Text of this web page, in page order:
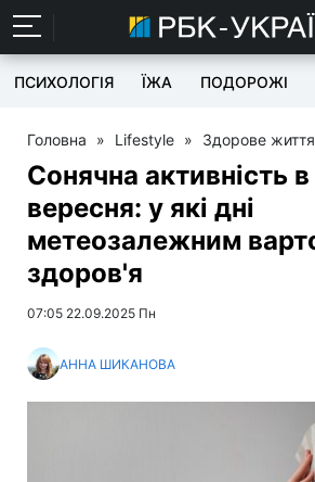
ПСИХОЛОГІЯ ЇЖА ПОДОРОЖІ
Головна » Lifestyle » Здорове життя
Сонячна активність в
вересня: у які дні
метеозалежним
здоров'я
07:05 22.09.2025 Пн
АННА ШИКАНОВА